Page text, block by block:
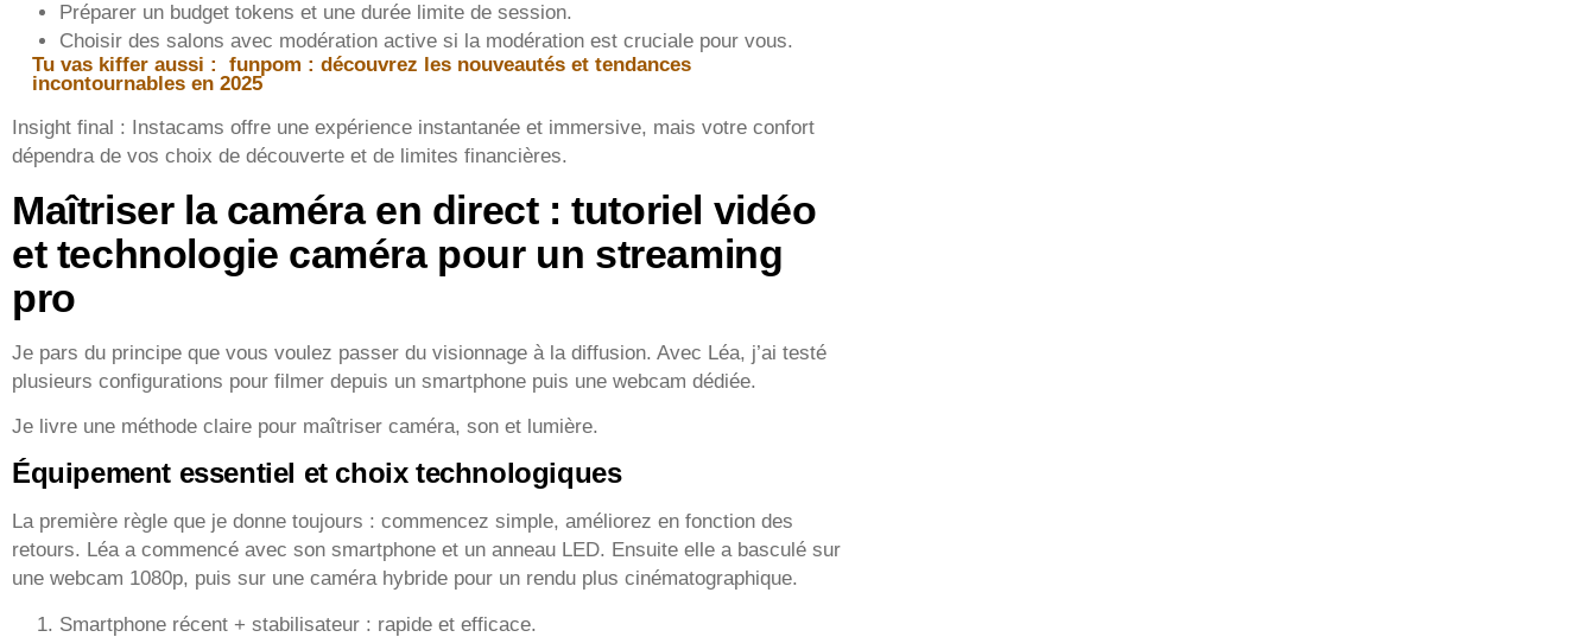
Préparer un budget tokens et une durée limite de session.
Choisir des salons avec modération active si la modération est cruciale pour vous.
Tu vas kiffer aussi :
funpom : découvrez les nouveautés et tendances
incontournables en 2025
Insight final : Instacams offre une expérience instantanée et immersive, mais votre confort
dépendra de vos choix de découverte et de limites financières.
Maîtriser la caméra en direct : tutoriel vidéo
et technologie caméra pour un streaming
pro
Je pars du principe que vous voulez passer du visionnage à la diffusion. Avec Léa, j’ai testé
plusieurs configurations pour filmer depuis un smartphone puis une webcam dédiée.
Je livre une méthode claire pour maîtriser caméra, son et lumière.
Équipement essentiel et choix technologiques
La première règle que je donne toujours : commencez simple, améliorez en fonction des
retours. Léa a commencé avec son smartphone et un anneau LED. Ensuite elle a basculé sur
une webcam 1080p, puis sur une caméra hybride pour un rendu plus cinématographique.
Smartphone récent + stabilisateur : rapide et efficace.